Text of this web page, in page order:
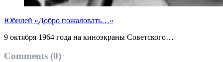
Юбилей «Добро пожаловать…»
9 октября 1964 года на киноэкраны Советского…
Comments (0)